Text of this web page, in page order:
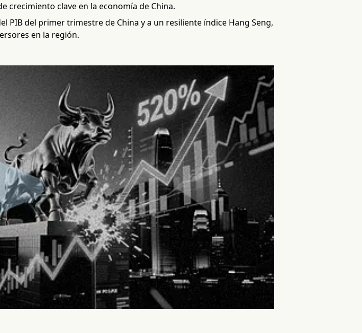
crecimiento clave en la economía de China.
PIB del primer trimestre de China y a un resiliente índice Hang Seng,
en la región.